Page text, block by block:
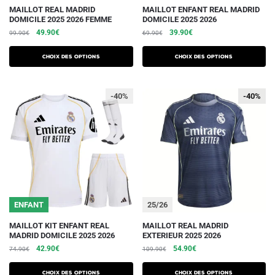
MAILLOT REAL MADRID
DOMICILE 2025 2026 FEMME
99.90€
Le
initial
était :
49.90€Le
actuel
est :
Choix des options
Ce
produit
a
plusieurs
variations.
options
peuvent
être
choisies
du
produit
MAILLOT ENFANT REAL MADRID
DOMICILE 2025 2026
69.90€
Le
initial
était :
39.90€Le
actuel
est :
Choix des options
Ce
produit
a
plusieurs
variations.
peuvent
choisies
du
ENFANT
-40%
MAILLOT KIT ENFANT REAL
MADRID DOMICILE 2025 2026
74.90€
Le
initial
42.90€Le
actuel
Choix des options
Ce
produit
a
plusieurs
-40%
25/26
-40%
MAILLOT REAL MADRID
EXTERIEUR 2025 2026
109.90€
Le
initial
54.90€Le
actuel
Choix des options
Ce
produit
a
plusieurs